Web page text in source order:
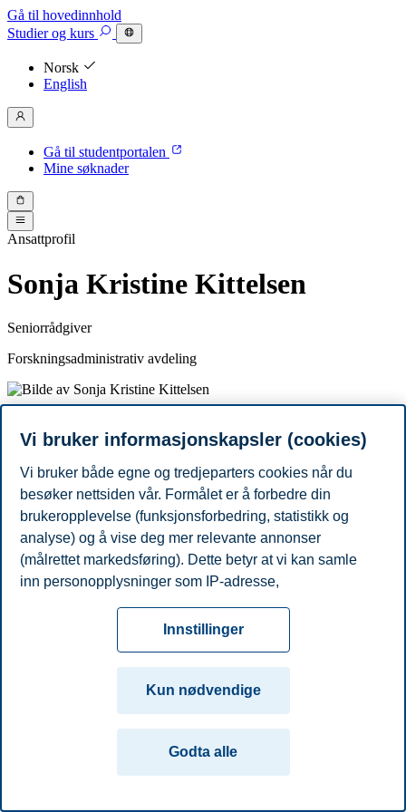
Gå til hovedinnhold
Studierog kurs
Norsk
English
Gå til studentportalen
Mine søknader
Ansattprofil
Sonja Kristine Kittelsen
Seniorrådgiver
Forskningsadministrativ avdeling
E-post sonja.k.kittelsen@bi.no
Personvern Cookies TilgjengelighetserklæringDisclaimer
fraBeredskapKontakt oss
Campus:
OsloBergen TrondheimStavanger
© 2026 Handelshøyskolen BI
Vi bruker informasjonskapsler (cookies)
Vi bruker både egne og tredjeparters cookies når du
besøker nettsiden vår. Formålet er å forbedre din
brukeropplevelse (funksjonsforbedring, statistikk og
analyse) og å vise deg mer relevante annonser
(målrettet markedsføring). Dette betyr at vi kan samle
inn personopplysninger som IP-adresse,
cookies som er nødvendige for at nettsiden skal
fungere, kan du enten godta alle eller tilpasse ditt
samtykke ved å endre innstillinger.
Les mer om våre informasjonskapsler, hvilke
opplysninger vi samler inn og formålene i innstillinger
for informasjonskapsler. Du kan når som helst endre
eller trekke tilbake ditt samtykke i innstillingene ved å
Innstillinger
Kun nødvendige
Godta alle